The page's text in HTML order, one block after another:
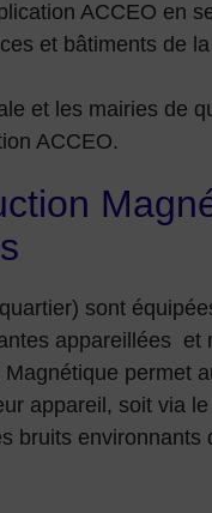
ACCEO en
et bâtiments de
et les mairies de
ACCEO.
sont
appareillées et
permet
appareil, soit via
bruits